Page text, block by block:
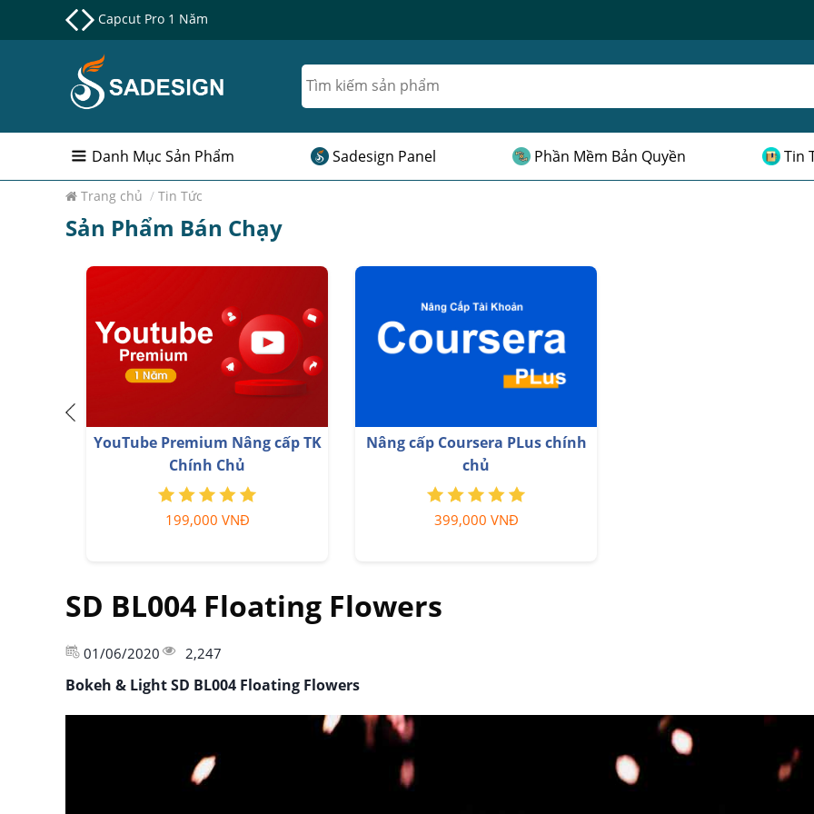
Nâng cấp Google One chính chủ Giá Siêu Rẻ
Danh Mục Sản Phẩm Sadesign Panel Phần Mềm Bản Quyền Tin
Trang chủ / Tin Tức
Sản Phẩm Bán Chạy
Adobe Photoshop Bản Quyền
Full App Giá Rẻ
899,000 VNĐ
Nâng cấp tài khoản Capture One
chính hãng
350,000 VNĐ
SD BL004 Floating Flowers
01/06/2020 2,247
Bokeh & Light SD BL004 Floating Flowers